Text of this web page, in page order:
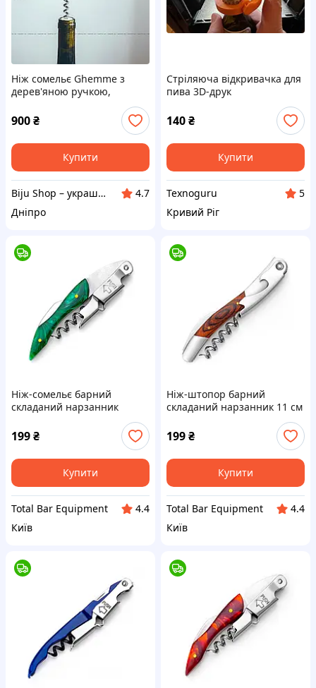
Ніж сомельє Ghemme з
дерев'яною ручкою,
офіціанта
900₴
Купити
Biju Shop – украшения, йога-аксессуары
4.7
Дніпро
Стріляюча відкривачка для
пива 3D-друк
катапульта для пляшок (Cap
Launcher)
140₴
Купити
Texnoguru
5
Кривий Ріг
Ніж-сомельє барний
складаний нарзанник
штопор відкривачка для
вина зелений
199₴
Купити
Total Bar Equipment
4.4
Київ
Ніж-штопор барний
складаний нарзанник 11 см
штопор відкривачка для
вина
199₴
Купити
Total Bar Equipment
4.4
Київ